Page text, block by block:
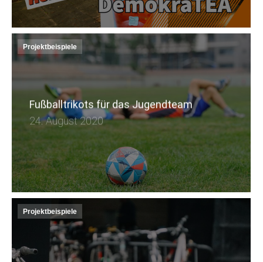
Projektbeispiele
Fußballtrikots für das Jugendteam
24. August 2020
Projektbeispiele